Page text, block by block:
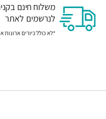
משלוח חינם בקניה
לנרשמים לאתר
*לא כולל כיורים